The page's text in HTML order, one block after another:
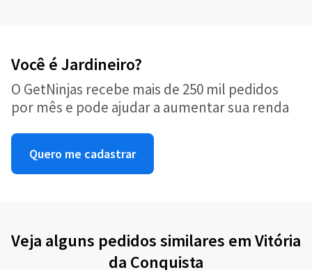
Você é Jardineiro?
O GetNinjas recebe mais de 250 mil pedidos
por mês e pode ajudar a aumentar sua renda
Quero me cadastrar
Veja alguns pedidos similares em Vitória
da Conquista